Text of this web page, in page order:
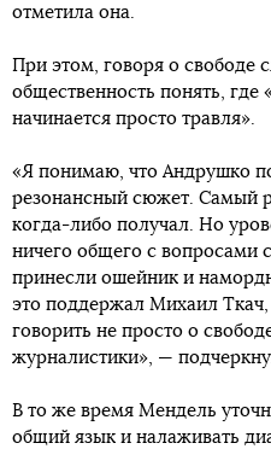
отметила она.
При этом, говоря о свободе
общественность понять, где
начинается просто травля».
«Я понимаю, что Андрушко
резонансный сюжет. Самый
когда-либо получал. Но
ничего общего с вопросами
принесли ошейник и
это поддержал Михаил Ткач,
говорить не просто о
журналистики», —
В то же время Мендель
общий язык и налаживать